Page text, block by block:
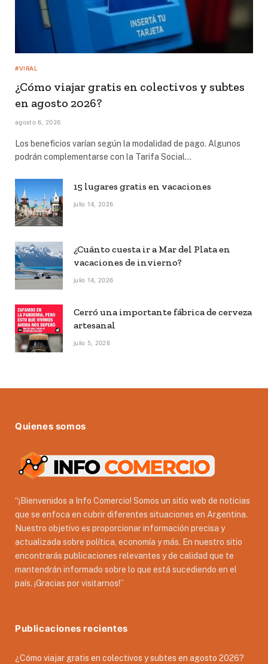
#VIRAL
¿Cómo viajar gratis en colectivos y subtes
en agosto 2026?
agosto 6, 2026
Los beneficios varían según la modalidad de pago. Algunos
podrán complementarse con la Tarifa Social…
15 lugares gratis en vacaciones
julio 14, 2026
¿Cuánto cuesta ir a Mar del Plata en
vacaciones de invierno?
julio 14, 2026
Cerró una importante fábrica de cerveza
artesanal
julio 5, 2026
Quienes somos
“¡Bienvenidos a Info Comercio! Somos un sitio web de noticias
que se enfoca en cubrir diferentes situaciones en Argentina.
Nuestro objetivo es proporcionar información precisa y
actualizada sobre política, economía y más. En nuestro sitio
encontrarás publicaciones relevantes y de calidad que te
mantendrán informado sobre lo que está sucediendo en el
país. ¡Gracias por visitarnos!”
Publicaciones recientes
¿Cómo viajar gratis en colectivos y subtes en agosto 2026?